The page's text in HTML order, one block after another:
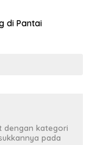
di Pantai
dengan kategori
pada